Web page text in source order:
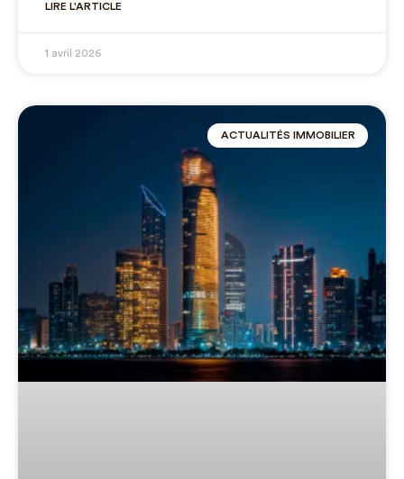
LIRE L'ARTICLE
1 avril 2026
ACTUALITÉS IMMOBILIER